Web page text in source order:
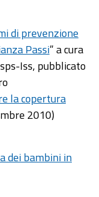
di prevenzione
Passi” a cura
Iss, pubblicato
la copertura
2010)
dei bambini in